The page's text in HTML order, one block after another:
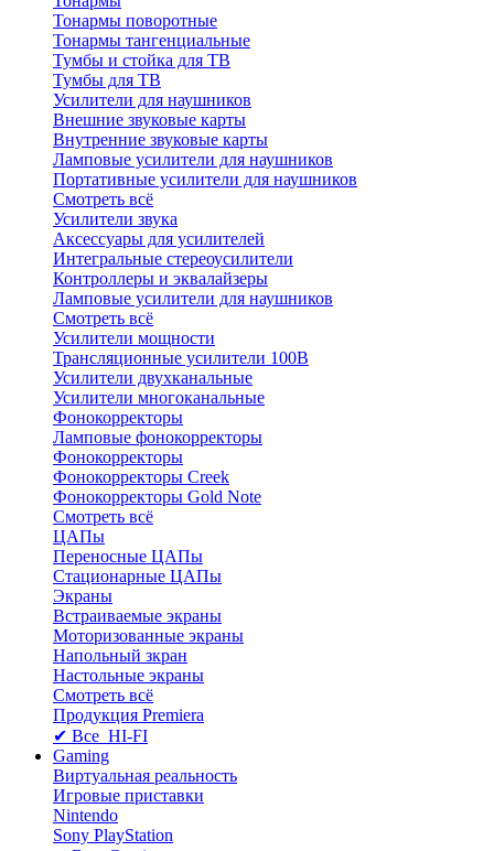
Тонармы поворотные
Тонармы тангенциальные
Тумбы и стойка для ТВ
Тумбы для ТВ
Усилители для наушников
Внешние звуковые карты
Внутренние звуковые карты
Ламповые усилители для наушников
Портативные усилители для наушников
Смотреть всё
Усилители звука
Аксессуары для усилителей
Интегральные стереоусилители
Контроллеры и эквалайзеры
Ламповые усилители для наушников
Смотреть всё
Усилители мощности
Трансляционные усилители 100В
Усилители двухканальные
Усилители многоканальные
Фонокорректоры
Ламповые фонокорректоры
Фонокорректоры
Фонокорректоры Creek
Фонокорректоры Gold Note
Смотреть всё
ЦАПы
Переносные ЦАПы
Стационарные ЦАПы
Экраны
Встраиваемые экраны
Моторизованные экраны
Напольный зкран
Настольные экраны
Смотреть всё
Продукция Premiera
✔ Все HI-FI
Gaming
Виртуальная реальность
Игровые приставки
Nintendo
Sony PlayStation